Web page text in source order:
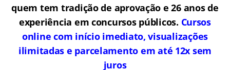
quem tem tradição de aprovação e 26 anos de
experiência em concursos públicos. Cursos
online com início imediato, visualizações
ilimitadas e parcelamento em até 12x sem
juros